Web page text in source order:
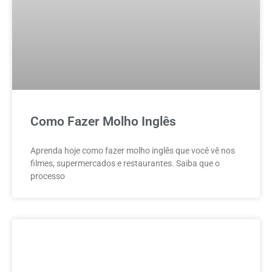
Como Fazer Molho Inglês
Aprenda hoje como fazer molho inglês que você vê nos
filmes, supermercados e restaurantes. Saiba que o
processo